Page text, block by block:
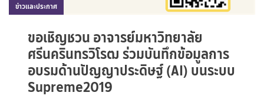
ข่าวและประกาศ
ขอเชิญชวน อาจารย์มหาวิทยาลัย
ศรีนครินทรวิโรฒ ร่วมบันทึกข้อมูลการ
อบรมด้านปัญญาประดิษฐ์ (AI) บนระบบ
Supreme2019